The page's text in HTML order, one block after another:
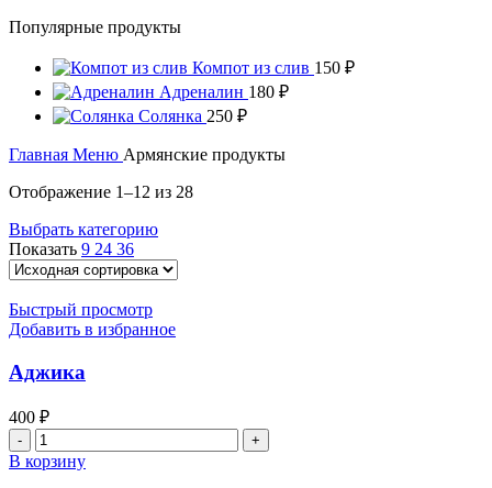
Популярные продукты
Компот из слив 150 ₽
Адреналин 180 ₽
Солянка 250 ₽
Главная Меню Армянские продукты
Отображение 1–12 из 28
Выбрать категорию
Показать 9 24 36
Быстрый просмотр
Добавить в избранное
Аджика
400 ₽
Количество
товара
Аджика
В корзину